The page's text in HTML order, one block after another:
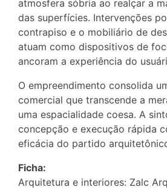
atmosfera sóbria ao realçar a
das superfícies. Intervenções
contrapiso e o mobiliário de
atuam como dispositivos de
ancoram a experiência do
O empreendimento consolida
comercial que transcende a
uma espacialidade coesa. A
concepção e execução rápida
eficácia do partido
Ficha:
Arquitetura e interiores: Zalc